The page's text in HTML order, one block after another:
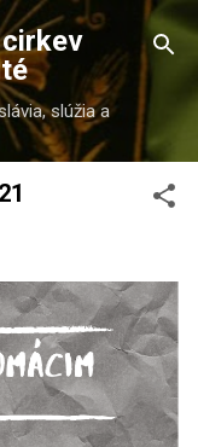
slúžia a